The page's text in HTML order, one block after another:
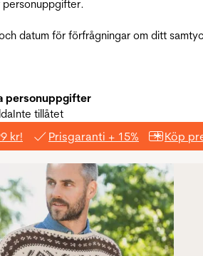
personuppgifter.
datum för förfrågningar om ditt
personuppgifter
Inte tillåtet
kr! Prisgaranti + 15% Köp